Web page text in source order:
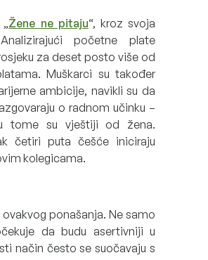
Žene ne pitaju“, kroz svoja
početne plate
za deset posto više od
Muškarci su također
ambicije, navikli su da
o radnom učinku –
tome su vještiji od žena.
četiri puta češće iniciraju
kolegicama.
ponašanja. Ne samo
da budu asertivniji u
način često se suočavaju s